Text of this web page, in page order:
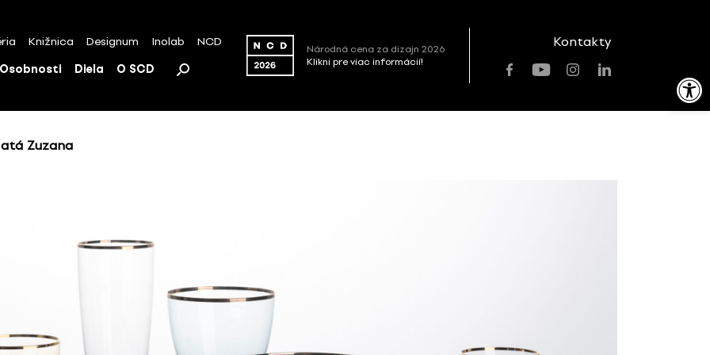
Open toolbar
Knižnica Designum Inolab NCD
Osobnosti Diela O SCD
Národná cena za dizajn 2026
Klikni pre viac informácií!
Kontakty
Zuzana